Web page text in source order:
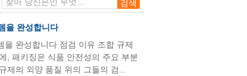
을 완성합니다
완성합니다 점검 이유 조합 규제
, 패키징은 식품 안전성의 주요 부분
제의 외양 품질 위의 그들의 검...